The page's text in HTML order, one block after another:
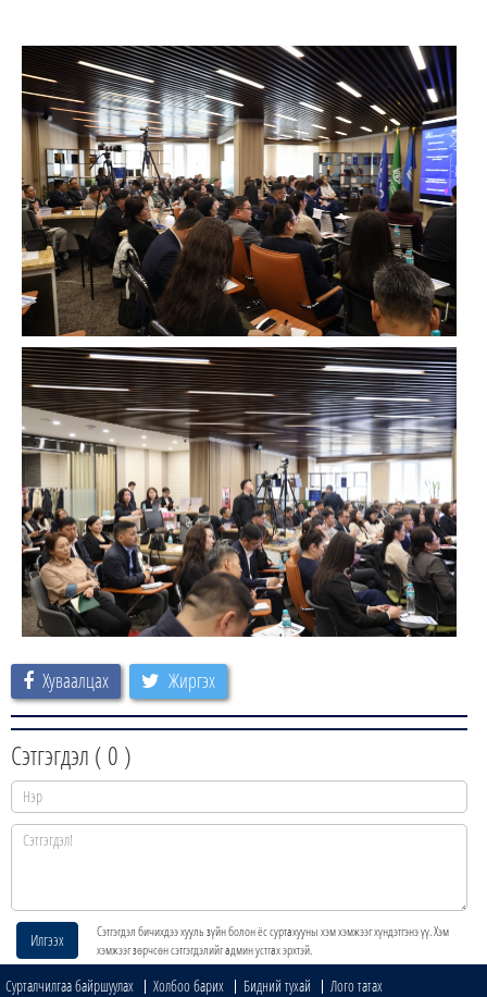
Хуваалцах Жиргэх
Сэтгэгдэл ( 0 )
Илгээх
Сэтгэгдэл бичихдээ хууль зүйн болон ёс суртахууны хэм хэмжээг хүндэтгэнэ үү. Хэм
хэмжээг зөрчсөн сэтгэгдэлийг админ устгах эрхтэй.
Сурталчилгаа байршуулах Холбоо барих Бидний тухай Лого татах